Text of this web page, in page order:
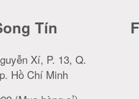
Tín
Xí, P. 13, Q.
Hồ Chí Minh